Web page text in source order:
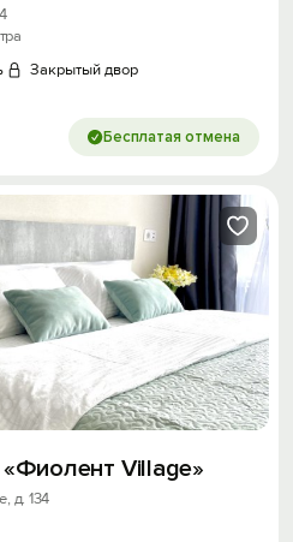
Закрытый двор
Бесплатая отмена
Village»
д. 134